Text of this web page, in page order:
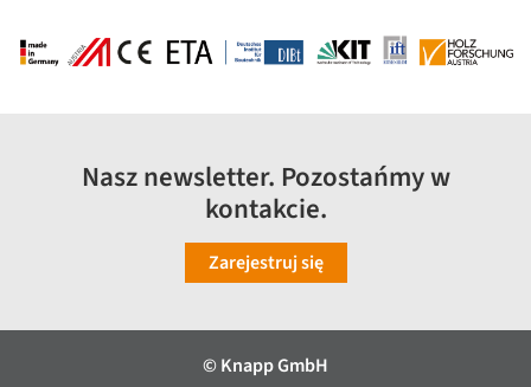
Nasz newsletter. Pozostańmy w
kontakcie.
Zarejestruj się
© Knapp GmbH